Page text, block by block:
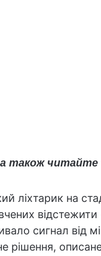
також читайте
ліхтарик на
сигнал від
рішення,